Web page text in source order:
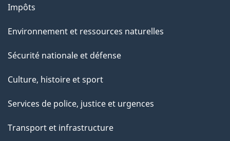
Impôts
Environnement et ressources naturelles
Sécurité nationale et défense
Culture, histoire et sport
Services de police, justice et urgences
Transport et infrastructure